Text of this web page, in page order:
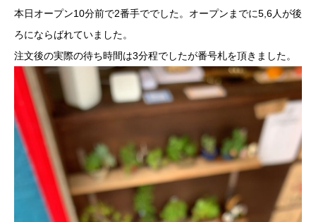
本日オープン10分前で2番手ででした。オープンまでに5,6人が後
ろにならばれていました。
注文後の実際の待ち時間は3分程でしたが番号札を頂きました。